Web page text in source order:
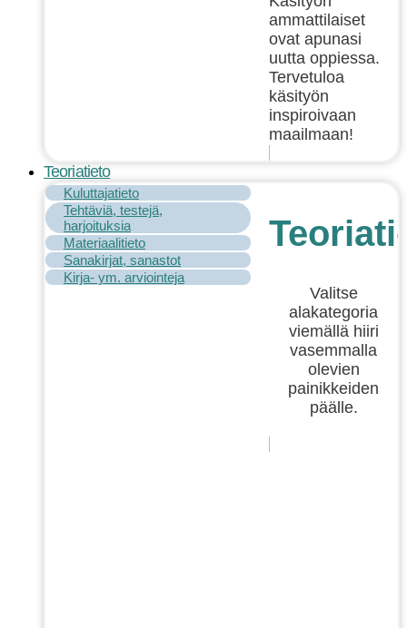
ammattilaiset
ovat apunasi
uutta oppiessa.
Tervetuloa
käsityön
inspiroivaan
maailmaan!
Teoriatieto
Kuluttajatieto
Tehtäviä, testejä,
harjoituksia
Materiaalitieto
Sanakirjat, sanastot
Kirja- ym. arviointeja
Valitse
alakategoria
viemällä hiiri
vasemmalla
olevien
painikkeiden
päälle.